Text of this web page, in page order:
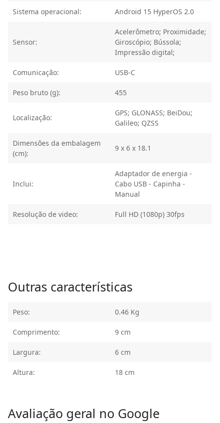
Sistema operacional: Android 15 HyperOS 2.0
Sensor:
Acelerômetro; Proximidade;
Giroscópio; Bússola;
Impressão digital;
Comunicação: USB-C
Peso bruto (g): 455
Localização:
GPS; GLONASS; BeiDou;
Galileo; QZSS
Dimensões da embalagem
(cm):
9 x 6 x 18.1
Inclui:
Adaptador de energia -
Cabo USB - Capinha -
Manual
Resolução de video: Full HD (1080p) 30fps
Outras características
Peso: 0.46 Kg
Comprimento: 9 cm
Largura: 6 cm
Altura: 18 cm
Avaliação geral no Google